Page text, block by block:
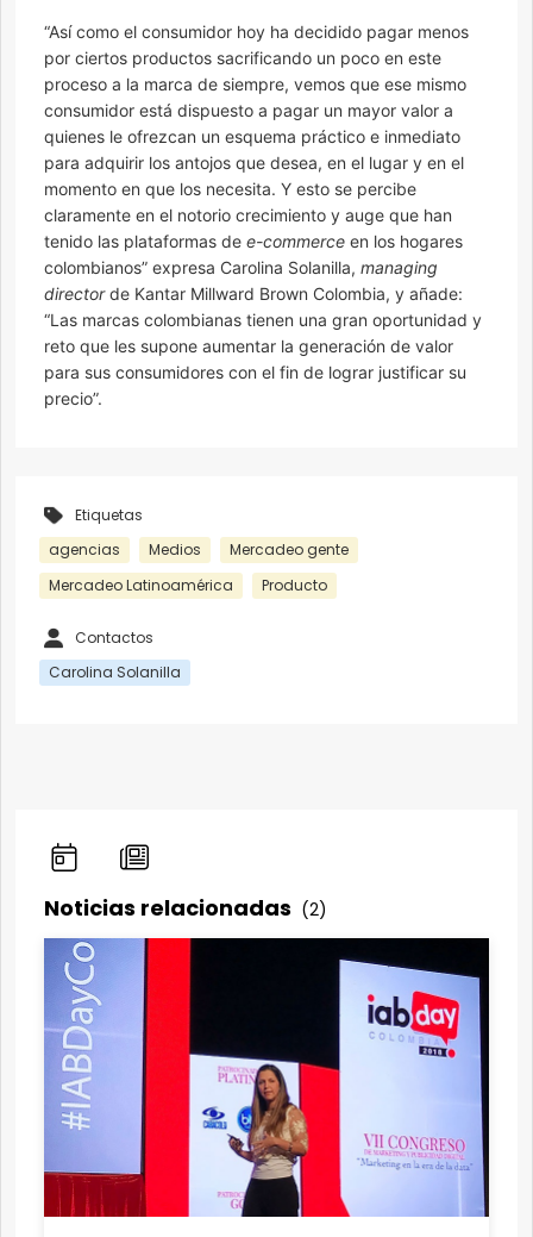
“Así como el consumidor hoy ha decidido pagar menos
por ciertos productos sacrificando un poco en este
proceso a la marca de siempre, vemos que ese mismo
consumidor está dispuesto a pagar un mayor valor a
quienes le ofrezcan un esquema práctico e inmediato
para adquirir los antojos que desea, en el lugar y en el
momento en que los necesita. Y esto se percibe
claramente en el notorio crecimiento y auge que han
tenido las plataformas de e-commerce en los hogares
colombianos” expresa Carolina Solanilla, managing
directorde Kantar Millward Brown Colombia, y añade:
“Las marcas colombianas tienen una gran oportunidad y
reto que les supone aumentar la generación de valor
para sus consumidores con el fin de lograr justificar su
precio”.
Etiquetas
agencias
Medios
Mercadeo gente
Mercadeo Latinoamérica
Producto
Contactos
Carolina Solanilla
Noticias relacionadas (2)